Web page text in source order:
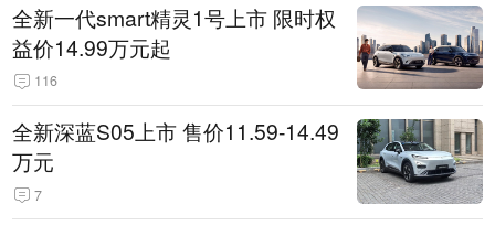
全新一代smart精灵1号上市 限时权
益价14.99万元起
116
全新深蓝S05上市 售价11.59-14.49
万元
7